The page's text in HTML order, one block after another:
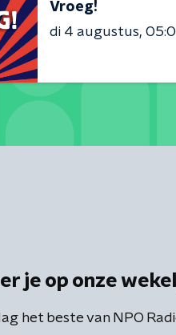
Vroeg!
di 4 augustus
je op onze
het beste van NPO